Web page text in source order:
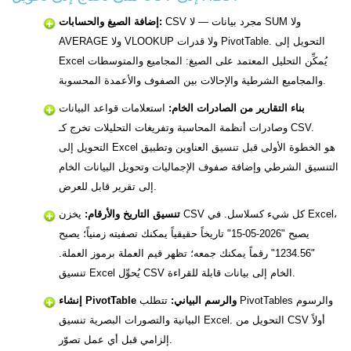
إضافة الصيغ والحسابات: CSV مجرد بيانات — لا SUM ولا
AVERAGE ولا VLOOKUP ولا قدرات PivotTable. التحويل إلى
Excel يُمكِّن التحليل المعتمد على الصيغ: المجاميع والمتوسطات
بناء التقارير من الصادرات الخام: استعلامات قواعد البيانات
وصادرات أنظمة المحاسبة وتفريغات التحليلات تخرج كـ CSV.
التحويل إلى Excel هو الخطوة الأولى قبل تنسيق العناوين وتطبيق
التنسيق الشرطي وإضافة صفوف الإجماليات وتحويل البيانات الخام
تنسيق التاريخ والأرقام: يخزن CSV كل شيء كسلاسل. في Excel،
يصبح "2026-05-15" تاريخاً حقيقياً يمكنك تصفيته زمنياً؛ يصبح
"1234.56" رقماً يمكنك جمعه؛ تظهر قيم العملة برموز العملة.
إنشاء PivotTable والرسم البياني: تتطلب PivotTables والرسوم
البيانية والتصورات البصرية تنسيق Excel. التحويل من CSV أولاً